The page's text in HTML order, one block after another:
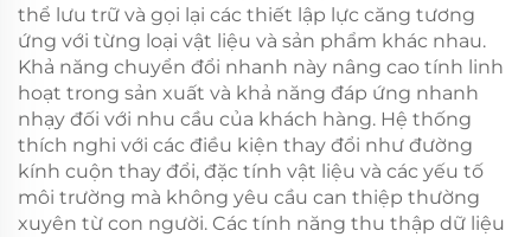
thể lưu trữ và gọi lại các thiết lập lực căng tương
ứng với từng loại vật liệu và sản phẩm khác nhau.
Khả năng chuyển đổi nhanh này nâng cao tính linh
hoạt trong sản xuất và khả năng đáp ứng nhanh
nhạy đối với nhu cầu của khách hàng. Hệ thống
thích nghi với các điều kiện thay đổi như đường
kính cuộn thay đổi, đặc tính vật liệu và các yếu tố
môi trường mà không yêu cầu can thiệp thường
xuyên từ con người. Các tính năng thu thập dữ liệu